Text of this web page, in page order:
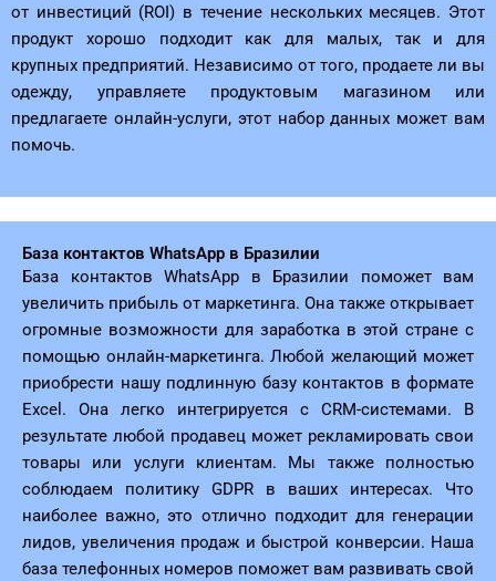
от инвестиций (ROI) в течение нескольких месяцев. Этот
продукт хорошо подходит как для малых, так и для
крупных предприятий. Независимо от того, продаете ли вы
одежду, управляете продуктовым магазином или
предлагаете онлайн-услуги, этот набор данных может вам
помочь.
База контактов WhatsApp в Бразилии
База контактов WhatsApp в Бразилии поможет вам
увеличить прибыль от маркетинга. Она также открывает
огромные возможности для заработка в этой стране с
помощью онлайн-маркетинга. Любой желающий может
приобрести нашу подлинную базу контактов в формате
Excel. Она легко интегрируется с CRM-системами. В
результате любой продавец может рекламировать свои
товары или услуги клиентам. Мы также полностью
соблюдаем политику GDPR в ваших интересах. Что
наиболее важно, это отлично подходит для генерации
лидов, увеличения продаж и быстрой конверсии. Наша
база телефонных номеров поможет вам развивать свой